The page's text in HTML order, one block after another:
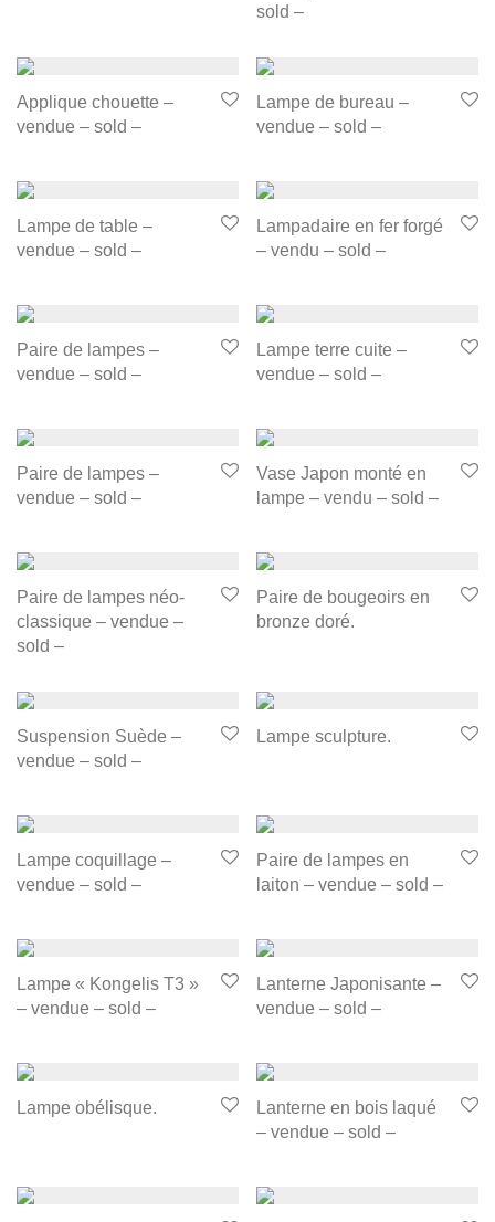
sold –
Applique chouette –
vendue – sold –
Lampe de bureau –
vendue – sold –
Lampe de table –
vendue – sold –
Lampadaire en fer forgé
– vendu – sold –
Paire de lampes –
vendue – sold –
Lampe terre cuite –
vendue – sold –
Paire de lampes –
vendue – sold –
Vase Japon monté en
lampe – vendu – sold –
Paire de lampes néo-
classique – vendue –
sold –
Paire de bougeoirs en
bronze doré.
Suspension Suède –
vendue – sold –
Lampe sculpture.
Lampe coquillage –
vendue – sold –
Paire de lampes en
laiton – vendue – sold –
Lampe « Kongelis T3 »
– vendue – sold –
Lanterne Japonisante –
vendue – sold –
Lampe obélisque.
Lanterne en bois laqué
– vendue – sold –